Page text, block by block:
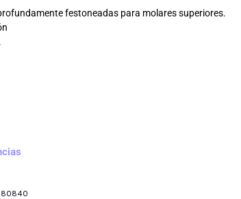
festoneadas para molares superiores.